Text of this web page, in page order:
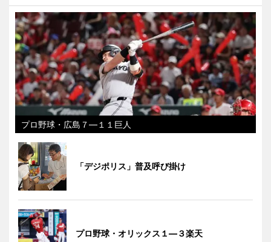
プロ野球・広島７―１１巨人
「デジポリス」普及呼び掛け
プロ野球・オリックス１―３楽天